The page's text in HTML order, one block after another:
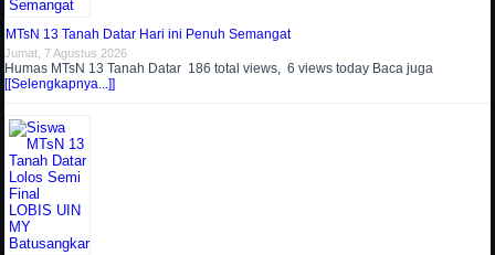
MTsN 13 Tanah Datar Hari ini Penuh Semangat
Jumat, 7 Agustus 2026
Humas MTsN 13 Tanah Datar 186 total views, 6 views today Baca juga
[[Selengkapnya...]]